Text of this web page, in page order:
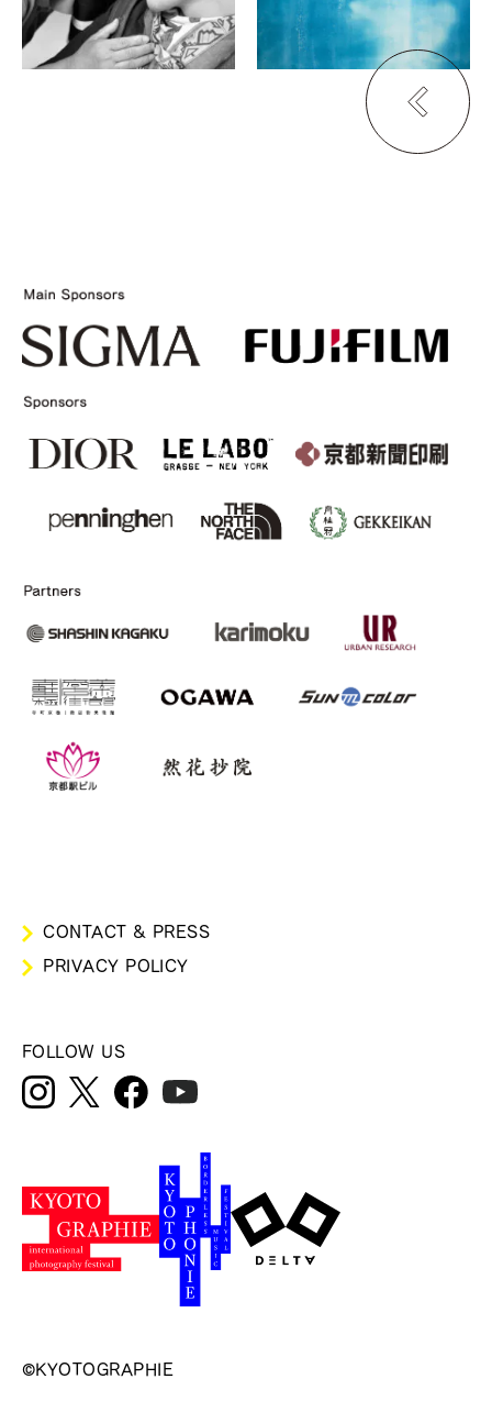
CONTACT & PRESS
PRIVACY POLICY
FOLLOW US
©KYOTOGRAPHIE